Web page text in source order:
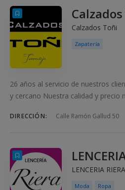
Calzados Toñi
Zapatería
26 años al servicio de nuestros
y cercano Nuestra calidad y precio
DIRECCIÓN: Calle Ramón Gallud 50
LENCERIA RIERA
Moda Ropa